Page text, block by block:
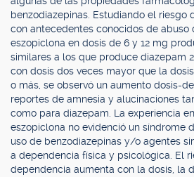
benzodiazepinas. Estudiando el riesgo
con antecedentes conocidos de abuso
eszopiclona en dosis de 6 y 12 mg
similares a los que produce diazepam
con dosis dos veces mayor que la
o más, se observó un aumento dosis-
reportes de amnesia y alucinaciones
como para diazepam. La experiencia
eszopiclona no evidenció un síndrome
uso de benzodiazepinas y/o agentes
a dependencia física y psicológica. El
dependencia aumenta con la dosis, la